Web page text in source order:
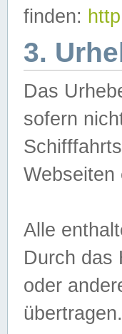
finden:
3.
Das
sofern
Webseiten
Alle
Durch das
oder
übertragen.